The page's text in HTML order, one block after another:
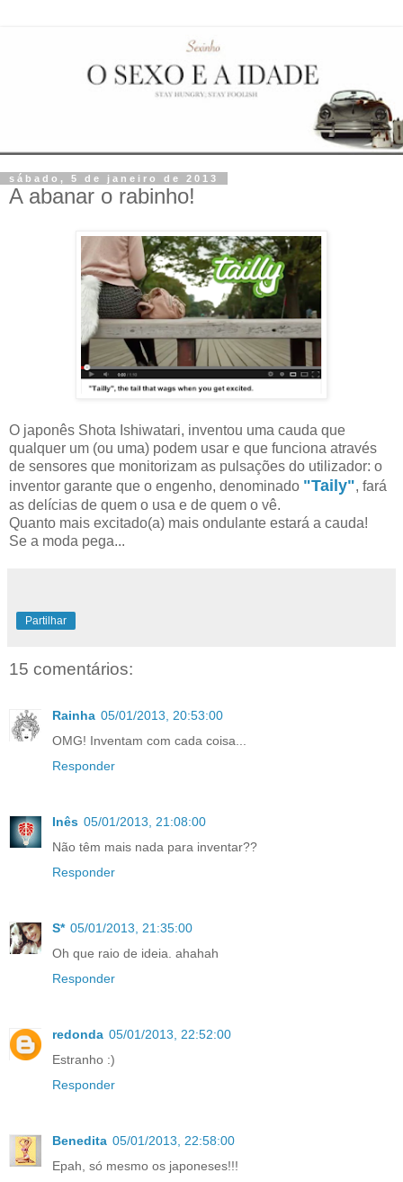
sábado, 5 de janeiro de 2013
A abanar o rabinho!
O japonês Shota Ishiwatari, inventou uma cauda que
qualquer um (ou uma) podem usar e que funciona através
de sensores que monitorizam as pulsações do utilizador: o
inventor garante que o engenho, denominado "Taily", fará
as delícias de quem o usa e de quem o vê.
Quanto mais excitado(a) mais ondulante estará a cauda!
Se a moda pega...
Partilhar
15 comentários:
Rainha 05/01/2013, 20:53:00
OMG! Inventam com cada coisa...
Responder
Inês 05/01/2013, 21:08:00
Não têm mais nada para inventar??
Responder
S* 05/01/2013, 21:35:00
Oh que raio de ideia. ahahah
Responder
redonda 05/01/2013, 22:52:00
Estranho :)
Responder
Benedita 05/01/2013, 22:58:00
Epah, só mesmo os japoneses!!!